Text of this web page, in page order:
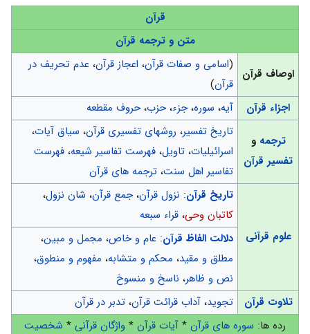
قرآن
متن و ترجمه قرآن
اوصاف قرآن
(اسامی و صفات قرآن، اعجاز قرآن، عدم تحریف در
قرآن)
اجزاء قرآن
آیه، سوره،جزء،حزب،حروف مقطعه
ترجمه و
تفسیر قرآن
تاریخ تفسیر، روشهای تفسیری قرآن، سیاق آیات،
اسرائیلیات، تاویل، فهرست تفاسیر شیعه، فهرست
تفاسیر اهل سنت، ترجمه های قرآن
علوم قرآنی
تاریخ قرآن: نزول قرآن،جمع قرآن، شان نزول،
کاتبان وحی، قراء سبعه
دلالت الفاظ قرآن: عام و خاص، مجمل و مبین،
مطلق و مقید، محکم و متشابه، مفهوم و منطوق،
نص و ظاهر، ناسخ و منسوخ
تلاوت قرآن
تجوید، آداب قرائت قرآن، تدبر در قرآن
رده ها: سوره های قرآن * آیات قرآن * واژگان قرآنی * شخصیت